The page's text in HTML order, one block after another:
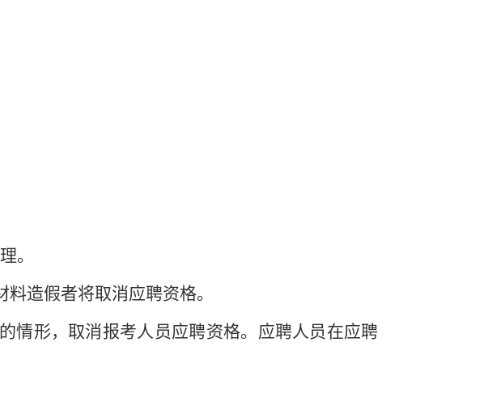
。
造假者将取消应聘资格。
情形，取消报考人员应聘资格。应聘人员在应聘